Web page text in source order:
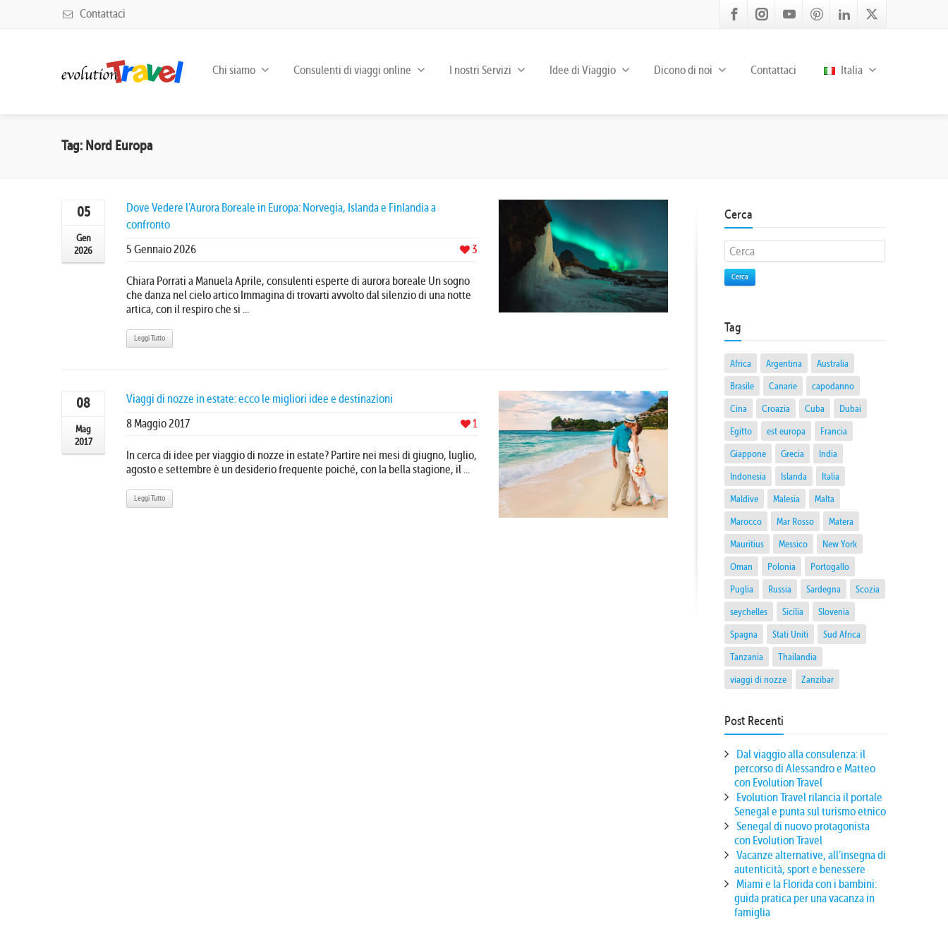
Contattaci
Chi siamo Consulenti di viaggi online I nostri Servizi Idee di Viaggio Dicono di noi Contattaci Italia
Tag: Nord Europa
05
Gen
2026
Dove Vedere l’Aurora Boreale in Europa: Norvegia, Islanda e Finlandia a
confronto
3
5 Gennaio 2026
Chiara Porrati a Manuela Aprile, consulenti esperte di aurora boreale Un sogno
che danza nel cielo artico Immagina di trovarti avvolto dal silenzio di una notte
artica, con il respiro che si ...
Leggi Tutto
08
Mag
2017
Viaggi di nozze in estate: ecco le migliori idee e destinazioni
1
8 Maggio 2017
In cerca di idee per viaggio di nozze in estate? Partire nei mesi di giugno, luglio,
agosto e settembre è un desiderio frequente poiché, con la bella stagione, il ...
Leggi Tutto
Cerca
Cerca
Tag
Africa Argentina
Australia
Brasile
Canarie
capodanno
Cina
Croazia Cuba
Dubai
Egitto
est europa
Francia
Giappone
Grecia
India
Indonesia
Islanda
Italia
Maldive
Malesia
Malta
Marocco
Mar Rosso
Matera
Mauritius
Messico
New York
Oman
Polonia
Portogallo
Puglia
Russia Sardegna
Scozia
seychelles
Sicilia
Slovenia
Spagna
Stati Uniti
Sud Africa
Tanzania
Thailandia
viaggi di nozze
Zanzibar
Post Recenti
Dal viaggio alla consulenza: il
percorso di Alessandro e Matteo
con Evolution Travel
Evolution Travel rilancia il portale
Senegal e punta sul turismo etnico
Senegal di nuovo protagonista
con Evolution Travel
Vacanze alternative, all’insegna di
autenticità, sport e benessere
Miami e la Florida con i bambini:
guida pratica per una vacanza in
famiglia